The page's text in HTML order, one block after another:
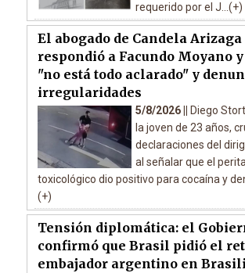
requerido por el J...(+)
El abogado de Candela Arizaga
respondió a Facundo Moyano
"no está todo aclarado" y
irregularidades
5/8/2026 ||
Diego
la joven de 23 años,
declaraciones del
al señalar que el
toxicológico dio positivo para cocaína y
(+)
Tensión diplomática: el
confirmó que Brasil pidió el
embajador argentino en